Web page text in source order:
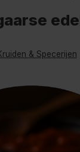
& Specerijen